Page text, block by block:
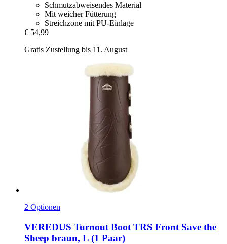
Schmutzabweisendes Material
Mit weicher Fütterung
Streichzone mit PU-Einlage
€ 54,99
Gratis Zustellung bis 11. August
2 Optionen
VEREDUS Turnout Boot TRS Front Save the
Sheep braun, L (1 Paar)